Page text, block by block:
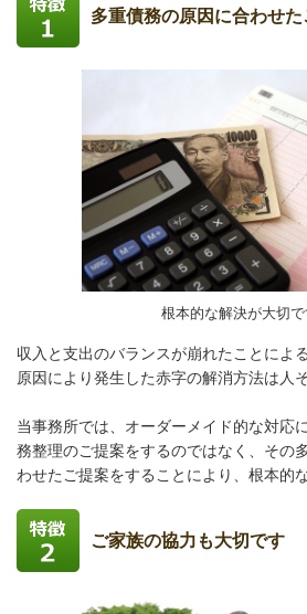
多重債務の原因に合わせた
根本的な解決が大切で
収入と支出のバランスが崩れたことによ
原因により発生した赤字の解消方法は人
当事務所では、オーダーメイド的な対応
務整理のご提案をするのではなく、その
わせたご提案をすることにより、根本的
ご家族の協力も大切です